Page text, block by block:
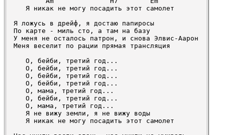
   Я никак не могу посадить этот самолет
Я ложусь в дрейф, я достаю папиросы
По карте - миль сто, а там на базу
У меня не осталось патрон, и снова Элвис-Аарон
Меня веселит по рации прямая трансляция
   О, бейби, третий год...
   О, бейби, третий год...
   О, бейби, третий год...
   О, бейби, третий год...
   О, мама, третий год...
   О, бейби, третий год...
   О, мама, третий год...
   Я не вижу земли, я не вижу воды
   Я никак не могу посадить этот самолет